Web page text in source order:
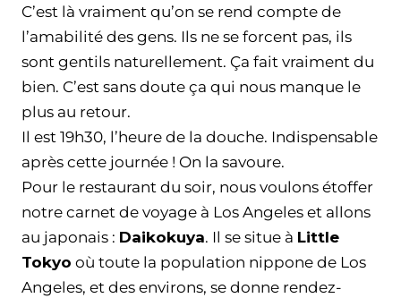
C’est là vraiment qu’on se rend compte de
l’amabilité des gens. Ils ne se forcent pas, ils
sont gentils naturellement. Ça fait vraiment du
bien. C’est sans doute ça qui nous manque le
plus au retour.
Il est 19h30, l’heure de la douche. Indispensable
après cette journée ! On la savoure.
Pour le restaurant du soir, nous voulons étoffer
notre carnet de voyage à Los Angeles et allons
au japonais : Daikokuya. Il se situe à Little
Tokyo où toute la population nippone de Los
Angeles, et des environs, se donne rendez-